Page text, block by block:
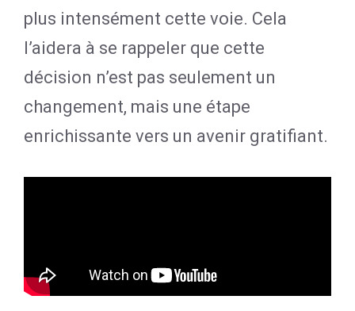
plus intensément cette voie. Cela
l’aidera à se rappeler que cette
décision n’est pas seulement un
changement, mais une étape
enrichissante vers un avenir gratifiant.